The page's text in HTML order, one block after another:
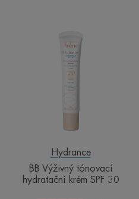
Výživný
tónovací
hydratační
krém
30
Hydrance
BB Výživný tónovací
hydratační krém SPF 30